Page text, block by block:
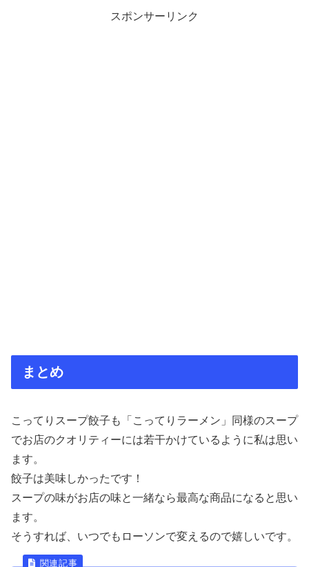
スポンサーリンク
まとめ
こってりスープ餃子も「こってりラーメン」同様のスープ
でお店のクオリティーには若干かけているように私は思い
ます。
餃子は美味しかったです！
スープの味がお店の味と一緒なら最高な商品になると思い
ます。
そうすれば、いつでもローソンで変えるので嬉しいです。